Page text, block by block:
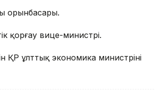
орынбасары.
қорғау вице-министрі.
ҚР ұлттық экономика министрінің